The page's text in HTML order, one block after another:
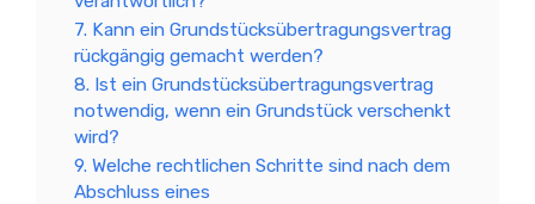
7. Kann ein Grundstücksübertragungsvertrag
rückgängig gemacht werden?
8. Ist ein Grundstücksübertragungsvertrag
notwendig, wenn ein Grundstück verschenkt
wird?
9. Welche rechtlichen Schritte sind nach dem
Abschluss eines